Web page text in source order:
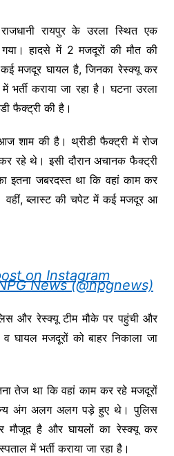
y
Li
n
k
gr
a
m
राजधानी रायपुर के उरला स्थित एक
गया। हादसे में 2 मजदूरों की मौत की
मजदूर घायल है, जिनका रेस्क्यू कर
भर्ती कराया जा रहा है। घटना उरला
फैक्ट्री की है।
शाम की है। थ्रीडी फैक्ट्री में रोज
रहे थे। इसी दौरान अचानक फैक्ट्री
इतना जबरदस्त था कि वहां काम कर
ब्लास्ट की चपेट में कई मजदूर आ
on Instagram
News (@npgnews)
और रेस्क्यू टीम मौके पर पहुंची और
घायल मजदूरों को बाहर निकाला जा
तेज था कि वहां काम कर रहे मजदूरों
अंग अलग अलग पड़े हुए थे। पुलिस
मौजूद है और घायलों का रेस्क्यू कर
में भर्ती कराया जा रहा है।